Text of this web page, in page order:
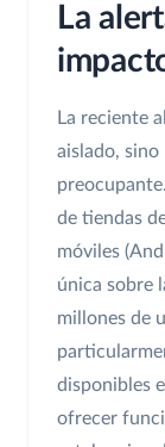
La
La reciente
aislado,
de tiendas
móviles
única sobre
millones de
disponibles
ofrecer